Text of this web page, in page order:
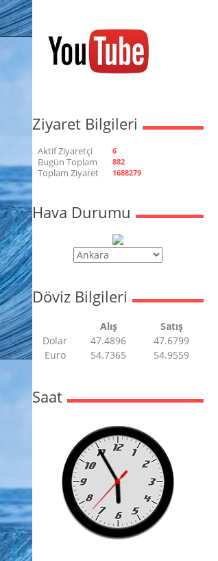
Ziyaret Bilgileri
Aktif Ziyaretçi 6
Bugün Toplam 882
Toplam Ziyaret 1688279
Hava Durumu
Döviz Bilgileri
Alış
Satış
Dolar
47.4896
47.6799
Euro
54.7365 54.9559
Saat